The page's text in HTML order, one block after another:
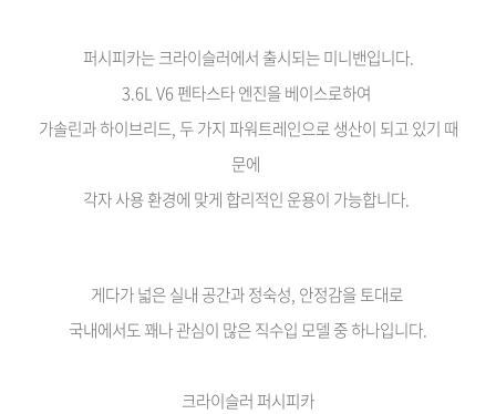
퍼시피카는 크라이슬러에서 출시되는 미니밴입니다.
3.6L V6 펜타스타 엔진을 베이스로하여
가솔린과 하이브리드, 두 가지 파워트레인으로 생산이 되고 있기 때
문에
각자 사용 환경에 맞게 합리적인 운용이 가능합니다.
게다가 넓은 실내 공간과 정숙성, 안정감을 토대로
국내에서도 꽤나 관심이 많은 직수입 모델 중 하나입니다.
크라이슬러 퍼시피카